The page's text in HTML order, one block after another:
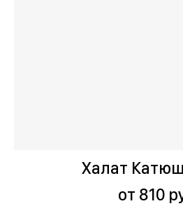
Халат
от 810